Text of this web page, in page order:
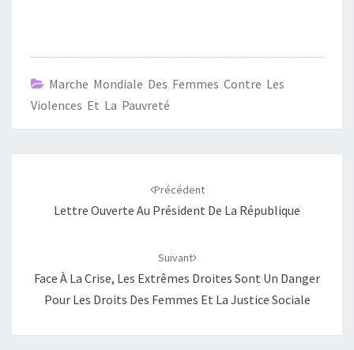
Marche Mondiale Des Femmes Contre Les
Violences Et La Pauvreté
Précédent
Lettre Ouverte Au Président De La République
Suivant
Face À La Crise, Les Extrêmes Droites Sont Un Danger
Pour Les Droits Des Femmes Et La Justice Sociale